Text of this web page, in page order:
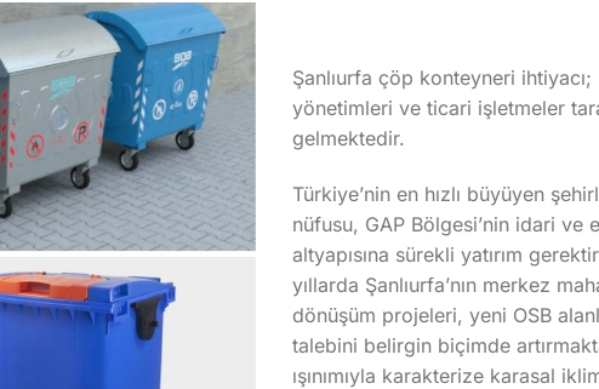
Şanlıurfa çöp konteyneri
yönetimleri ve ticari işletmeler
gelmektedir.
Türkiye’nin en hızlı büyüyen
nüfusu, GAP Bölgesi’nin idari
altyapısına sürekli yatırım
yıllarda Şanlıurfa’nın merkez
dönüşüm projeleri, yeni OSB
talebini belirgin biçimde
ışınımıyla karakterize karasal